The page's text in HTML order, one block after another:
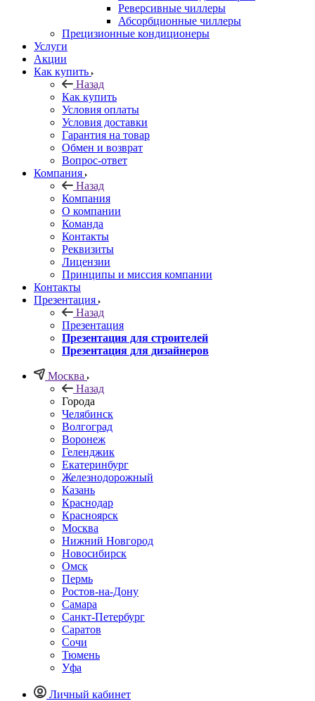
Реверсивные чиллеры
Абсорбционные чиллеры
Прецизионные кондиционеры
Услуги
Акции
Как купить
Назад
Как купить
Условия оплаты
Условия доставки
Гарантия на товар
Обмен и возврат
Вопрос-ответ
Компания
Назад
Компания
О компании
Команда
Контакты
Реквизиты
Лицензии
Принципы и миссия компании
Контакты
Презентация
Назад
Презентация
Презентация для строителей
Презентация для дизайнеров
Москва
Назад
Города
Челябинск
Волгоград
Воронеж
Геленджик
Екатеринбург
Железнодорожный
Казань
Краснодар
Красноярск
Москва
Нижний Новгород
Новосибирск
Омск
Пермь
Ростов-на-Дону
Самара
Санкт-Петербург
Саратов
Сочи
Тюмень
Уфа
Личный кабинет